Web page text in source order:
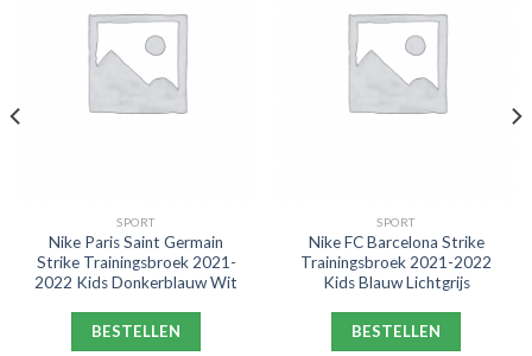
SPORT
Nike Paris Saint Germain
Strike Trainingsbroek 2021-
2022 Kids Donkerblauw Wit
BESTELLEN
SPORT
Nike FC Barcelona Strike
Trainingsbroek 2021-2022
Kids Blauw Lichtgrijs
BESTELLEN